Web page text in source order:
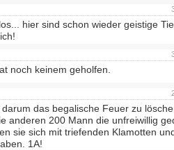
hier sind schon wieder geistige
noch keinem geholfen.
das begalische Feuer zu
anderen 200 Mann die unfreiwillig
sie sich mit triefenden Klamotten
1A!